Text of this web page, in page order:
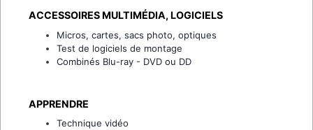
ACCESSOIRES MULTIMÉDIA, LOGICIELS
Micros, cartes, sacs photo, optiques
Test de logiciels de montage
Combinés Blu-ray - DVD ou DD
APPRENDRE
Technique vidéo